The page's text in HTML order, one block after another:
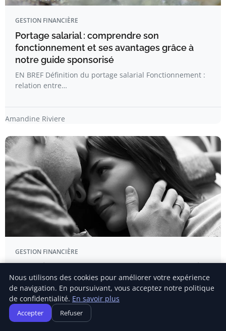
GESTION FINANCIÈRE
Portage salarial : comprendre son
fonctionnement et ses avantages grâce à
notre guide sponsorisé
EN BREF Définition du portage salarial Fonctionnement :
relation entre…
Amandine Riviere
GESTION FINANCIÈRE
» : les secrets pour réussir votre recrutement
avec certitude
EN BREF Importance d’un profil solides dans le processus
de recrutement.
Nous utilisons des cookies pour améliorer votre expérience
de navigation. En poursuivant, vous acceptez notre politique
de confidentialité. En savoir plus
Accepter Refuser